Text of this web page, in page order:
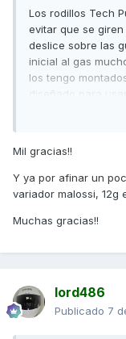
Los rodillos Tech
evitar que se
deslice sobre las
inicial al gas
los tengo
diseñado para
diferencia del
Pulley de 12gr.
Desde luego, los
desarrollo más
Saludos,
Mil gracias!!
Y ya por afinar un
variador malossi, 12g
Muchas gracias!!
lord486
Publicado 7